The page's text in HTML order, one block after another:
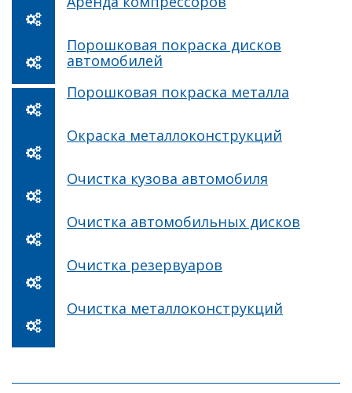
Порошковая покраска дисков
автомобилей
Порошковая покраска металла
Окраска металлоконструкций
Очистка кузова автомобиля
Очистка автомобильных дисков
Очистка резервуаров
Очистка металлоконструкций